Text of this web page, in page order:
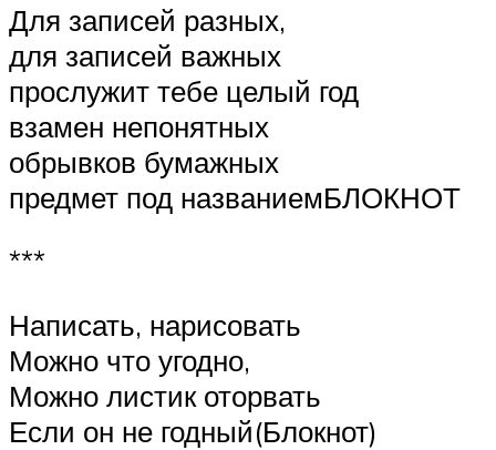
Для записей разных,
для записей важных
прослужит тебе целый год
взамен непонятных
обрывков бумажных
предмет под названиемБЛОКНОТ
***
Написать, нарисовать
Можно что угодно,
Можно листик оторвать
Если он не годный(Блокнот)